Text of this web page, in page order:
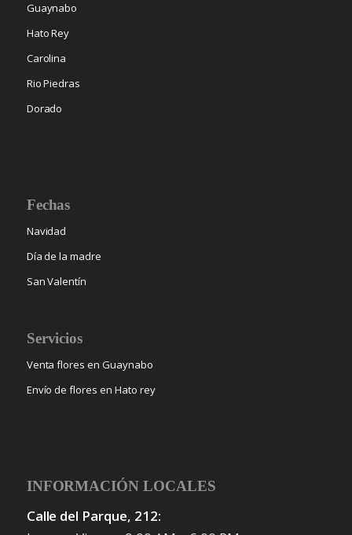
Guaynabo
Hato Rey
Carolina
Rio Piedras
Dorado
Fechas
Navidad
Día de la madre
San Valentín
Servicios
Venta flores en Guaynabo
Envío de flores en Hato rey
INFORMACIÓN LOCALES
Calle del Parque, 212: